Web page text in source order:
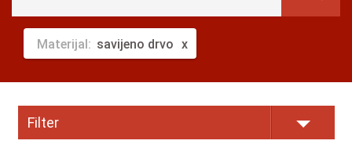
Materijal: savijeno drvo
Filter